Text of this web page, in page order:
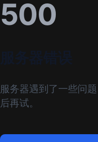
500
服务器遇到了一些问
后再试。